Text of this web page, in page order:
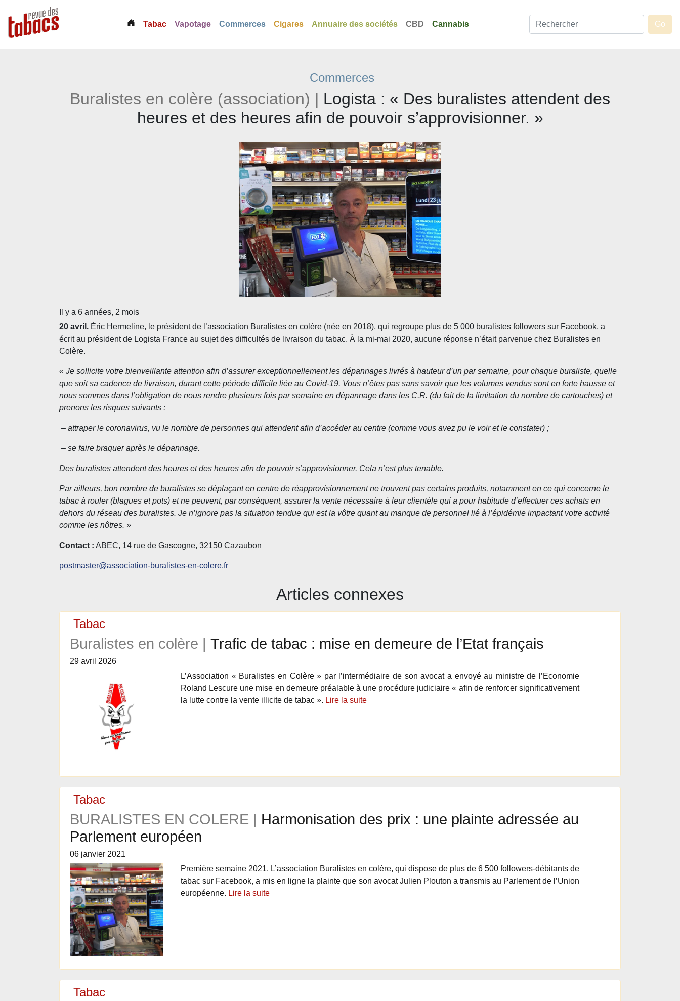
(current)
Tabac Vapotage Commerces Cigares Annuaire des sociétés CBD Cannabis
Commerces
Buralistes en colère (association) | Logista : « Des buralistes attendent des
heures et des heures afin de pouvoir s’approvisionner. »
Il y a 6 années, 2 mois
20 avril. Éric Hermeline, le président de l’association Buralistes en colère (née en 2018), qui regroupe plus de 5 000 buralistes followers sur Facebook, a
écrit au président de Logista France au sujet des difficultés de livraison du tabac. À la mi-mai 2020, aucune réponse n’était parvenue chez Buralistes en
Colère.
« Je sollicite votre bienveillante attention afin d’assurer exceptionnellement les dépannages livrés à hauteur d’un par semaine, pour chaque buraliste, quelle
que soit sa cadence de livraison, durant cette période difficile liée au Covid-19. Vous n’êtes pas sans savoir que les volumes vendus sont en forte hausse et
nous sommes dans l’obligation de nous rendre plusieurs fois par semaine en dépannage dans les C.R. (du fait de la limitation du nombre de cartouches) et
prenons les risques suivants :
– attraper le coronavirus, vu le nombre de personnes qui attendent afin d’accéder au centre (comme vous avez pu le voir et le constater) ;
– se faire braquer après le dépannage.
Des buralistes attendent des heures et des heures afin de pouvoir s’approvisionner. Cela n’est plus tenable.
Par ailleurs, bon nombre de buralistes se déplaçant en centre de réapprovisionnement ne trouvent pas certains produits, notamment en ce qui concerne le
tabac à rouler (blagues et pots) et ne peuvent, par conséquent, assurer la vente nécessaire à leur clientèle qui a pour habitude d’effectuer ces achats en
dehors du réseau des buralistes. Je n’ignore pas la situation tendue qui est la vôtre quant au manque de personnel lié à l’épidémie impactant votre activité
comme les nôtres. »
Contact : ABEC, 14 rue de Gascogne, 32150 Cazaubon
postmaster@association-buralistes-en-colere.fr
Articles connexes
Tabac
Buralistes en colère | Trafic de tabac : mise en demeure de l’Etat français
29 avril 2026
L’Association « Buralistes en Colère » par l’intermédiaire de son avocat a envoyé au ministre de l’Economie
Roland Lescure une mise en demeure préalable à une procédure judiciaire « afin de renforcer significativement
la lutte contre la vente illicite de tabac ». Lire la suite
Tabac
BURALISTES EN COLERE | Harmonisation des prix : une plainte adressée au
Parlement européen
06 janvier 2021
Première semaine 2021. L’association Buralistes en colère, qui dispose de plus de 6 500 followers-débitants de
tabac sur Facebook, a mis en ligne la plainte que son avocat Julien Plouton a transmis au Parlement de l’Union
européenne. Lire la suite
Tabac